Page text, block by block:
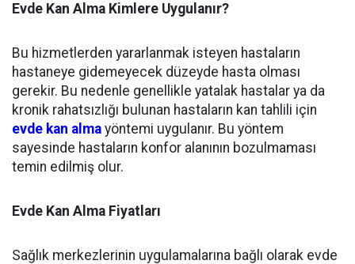
Evde Kan Alma Kimlere Uygulanır?
Bu hizmetlerden yararlanmak isteyen hastaların
hastaneye gidemeyecek düzeyde hasta olması
gerekir. Bu nedenle genellikle yatalak hastalar ya da
kronik rahatsızlığı bulunan hastaların kan tahlili için
evde kan alma yöntemi uygulanır. Bu yöntem
sayesinde hastaların konfor alanının bozulmaması
temin edilmiş olur.
Evde Kan Alma Fiyatları
Sağlık merkezlerinin uygulamalarına bağlı olarak evde